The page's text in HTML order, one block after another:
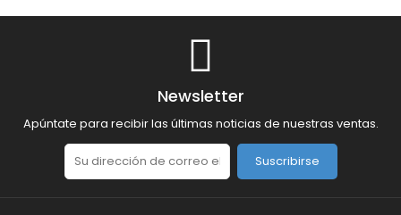
Newsletter
Apúntate para recibir las últimas noticias de nuestras ventas.
Suscribirse